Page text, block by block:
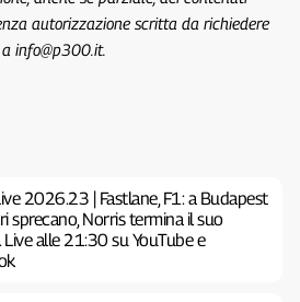
autorizzazione scritta da richiedere
a info@p300.it.
2026.23 | Fastlane, F1: a Budapest
sprecano, Norris termina il suo
Live alle 21:30 su YouTube e